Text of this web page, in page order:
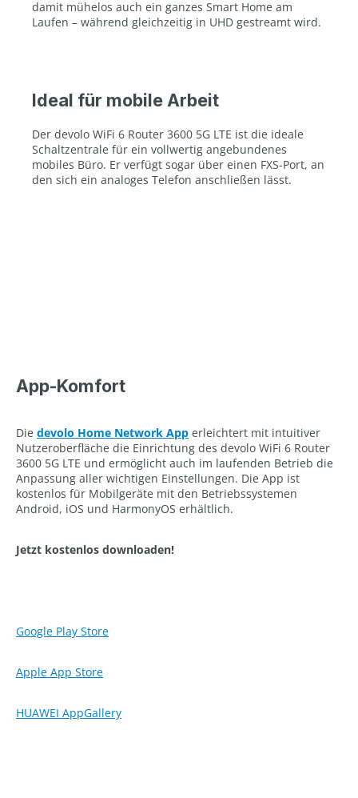
damit mühelos auch ein ganzes Smart Home am
Laufen – während gleichzeitig in UHD gestreamt wird.
Ideal für mobile Arbeit
Der devolo WiFi 6 Router 3600 5G LTE ist die ideale
Schaltzentrale für ein vollwertig angebundenes
mobiles Büro. Er verfügt sogar über einen FXS-Port, an
den sich ein analoges Telefon anschließen lässt.
App-Komfort
Die devolo Home Network App erleichtert mit intuitiver
Nutzeroberfläche die Einrichtung des devolo WiFi 6 Router
3600 5G LTE und ermöglicht auch im laufenden Betrieb die
Anpassung aller wichtigen Einstellungen. Die App ist
kostenlos für Mobilgeräte mit den Betriebssystemen
Android, iOS und HarmonyOS erhältlich.
Jetzt kostenlos downloaden!
Google Play Store
Apple App Store
HUAWEI AppGallery